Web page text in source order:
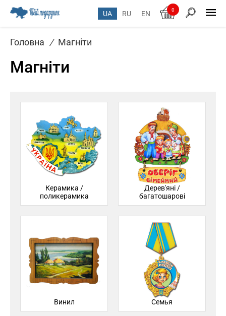
UA RU EN 0
Головна / Магніти
Магніти
Керамика /
поликерамика
Дерев'яні /
багатошарові
Винил Семья